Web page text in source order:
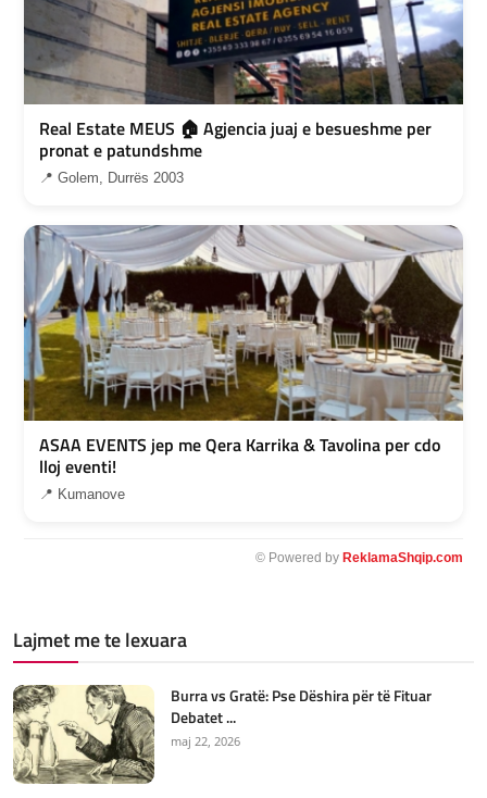
Real Estate MEUS 🏠 Agjencia juaj e besueshme per
pronat e patundshme
📍 Golem, Durrës 2003
ASAA EVENTS jep me Qera Karrika & Tavolina per cdo
lloj eventi!
📍 Kumanove
© Powered by ReklamaShqip.com
Lajmet me te lexuara
Burra vs Gratë: Pse Dëshira për të Fituar
Debatet ...
maj 22, 2026